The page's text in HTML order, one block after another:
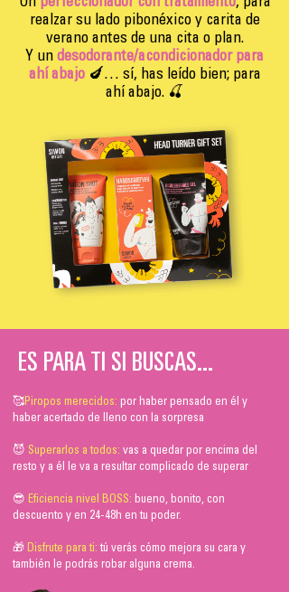
Un perfeccionador con tratamiento, para
realzar su lado pibonéxico y carita de
verano antes de una cita o plan.
Y un desodorante/acondicionador para
ahí abajo🍆… sí, has leído bien; para
ahí abajo. 🍒
ES PARA TI SI BUSCAS...
🥰Piropos merecidos: por haber pensado en él y
haber acertado de lleno con la sorpresa
😈 Superarlos a todos: vas a quedar por encima del
resto y a él le va a resultar complicado de superar
😎 Eficiencia nivel BOSS: bueno, bonito, con
descuento y en 24-48h en tu poder.
🎁 Disfrute para ti:tú verás cómo mejora su cara y
también le podrás robar alguna crema.